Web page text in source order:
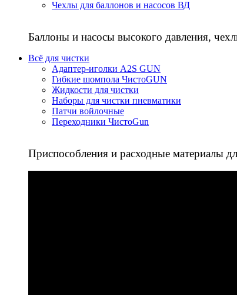
Чехлы для баллонов и насосов ВД
Баллоны и насосы высокого давления,
Всё для чистки
Адаптер-иголки A2S GUN
Гибкие шомпола ЧистоGUN
Жидкости для чистки
Наборы для чистки пневматики
Патчи войлочные
Переходники ЧистоGun
Приспособления и расходные материалы